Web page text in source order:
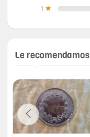
1
Le recomendamos